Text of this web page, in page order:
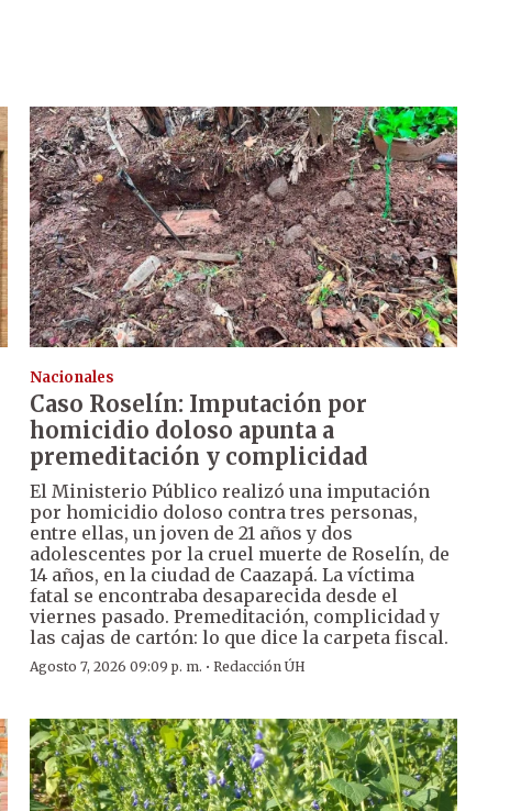
Nacionales
Caso Roselín: Imputación por
homicidio doloso apunta a
premeditación y complicidad
El Ministerio Público realizó una imputación
por homicidio doloso contra tres personas,
entre ellas, un joven de 21 años y dos
adolescentes por la cruel muerte de Roselín, de
14 años, en la ciudad de Caazapá. La víctima
fatal se encontraba desaparecida desde el
viernes pasado. Premeditación, complicidad y
las cajas de cartón: lo que dice la carpeta fiscal.
Agosto 7, 2026 09:09 p. m. · Redacción ÚH